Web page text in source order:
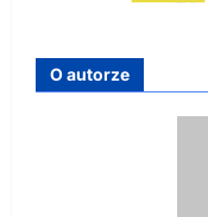
O autorze